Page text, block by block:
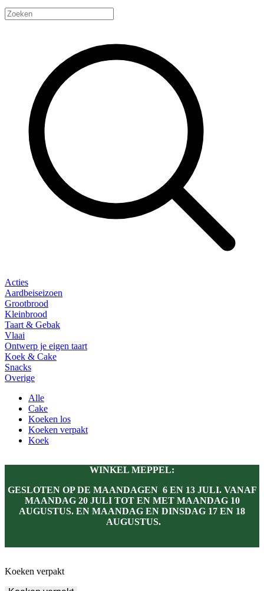
Acties
Aardbeiseizoen
Grootbrood
Kleinbrood
Taart & Gebak
Vlaai
Ontwerp je eigen taart
Koek & Cake
Snacks
Overige
Alle
Cake
Koeken los
Koeken verpakt
Koek
WINKEL MEPPEL:
GESLOTEN OP DE MAANDAGEN 6 EN 13 JULI. VANAF
MAANDAG 20 JULI TOT EN MET MAANDAG 10
AUGUSTUS. EN MAANDAG EN DINSDAG 17 EN 18
AUGUSTUS.
Koeken verpakt